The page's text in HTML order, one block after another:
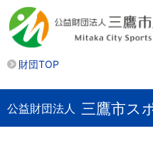
財団TOP
公益財団法人 三鷹市ス